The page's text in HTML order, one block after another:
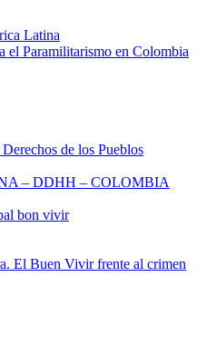
Latina
el Paramilitarismo en Colombia
de los Pueblos
– DDHH – COLOMBIA
bon vivir
El Buen Vivir frente al crimen